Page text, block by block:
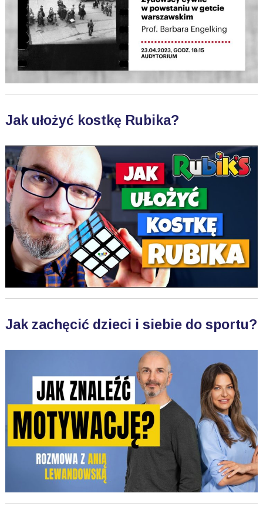
Jak ułożyć kostkę Rubika?
Jak zachęcić dzieci i siebie do sportu?